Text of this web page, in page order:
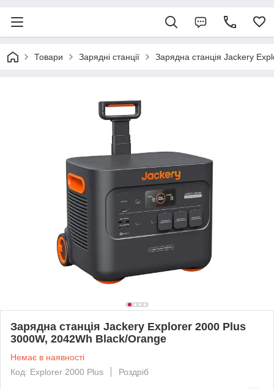
Товари Зарядні станції Зарядна станція Jackery
Зарядна станція Jackery Explorer 2000 Plus
3000W, 2042Wh Black/Orange
Немає в наявності
Код: Explorer 2000 Plus
Роздріб